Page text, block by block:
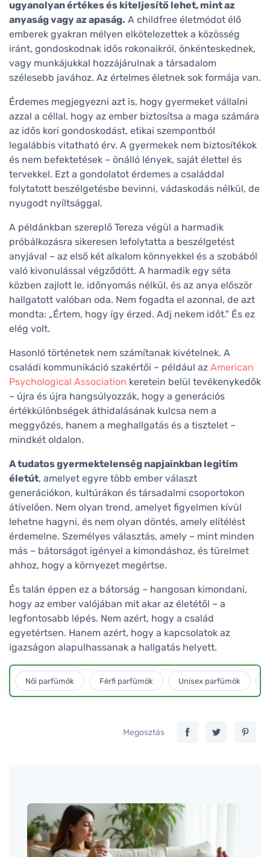
ugyanolyan értékes és kiteljesítő lehet, mint az
anyaság vagy az apaság. A childfree életmódot élő
emberek gyakran mélyen elkötelezettek a közösség
iránt, gondoskodnak idős rokonaikról, önkénteskednek,
vagy munkájukkal hozzájárulnak a társadalom
szélesebb javához. Az értelmes életnek sok formája van.
Érdemes megjegyezni azt is, hogy gyermeket vállalni
azzal a céllal, hogy az ember biztosítsa a maga számára
az idős kori gondoskodást, etikai szempontból
legalábbis vitatható érv. A gyermekek nem biztosítékok
és nem befektetések – önálló lények, saját élettel és
tervekkel. Ezt a gondolatot érdemes a családdal
folytatott beszélgetésbe bevinni, vádaskodás nélkül, de
nyugodt nyíltsággal.
A példánkban szereplő Tereza végül a harmadik
próbálkozásra sikeresen lefolytatta a beszélgetést
anyjával – az első két alkalom könnyekkel és a szobából
való kivonulással végződött. A harmadik egy séta
közben zajlott le, időnyomás nélkül, és az anya először
hallgatott valóban oda. Nem fogadta el azonnal, de azt
mondta: „Értem, hogy így érzed. Adj nekem időt." És ez
elég volt.
Hasonló történetek nem számítanak kivételnek. A
családi kommunikáció szakértői – például az American
Psychological Association keretein belül tevékenykedők
– újra és újra hangsúlyozzák, hogy a generációs
értékkülönbségek áthidalásának kulcsa nem a
meggyőzés, hanem a meghallgatás és a tisztelet –
mindkét oldalon.
A tudatos gyermektelenség napjainkban legitim
életút, amelyet egyre több ember választ
generációkon, kultúrákon és társadalmi csoportokon
átívelően. Nem olyan trend, amelyet figyelmen kívül
lehetne hagyni, és nem olyan döntés, amely elítélést
érdemelne. Személyes választás, amely – mint minden
más – bátorságot igényel a kimondáshoz, és türelmet
ahhoz, hogy a környezet megértse.
És talán éppen ez a bátorság – hangosan kimondani,
hogy az ember valójában mit akar az életétől – a
legfontosabb lépés. Nem azért, hogy a család
egyetértsen. Hanem azért, hogy a kapcsolatok az
igazságon alapulhassanak a hallgatás helyett.
Női parfümök Férfi parfümök Unisex parfümök
Megosztás